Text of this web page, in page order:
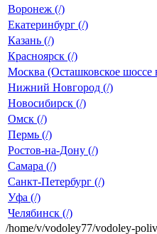
Воронеж (/)
Екатеринбург (/)
Казань (/)
Красноярск (/)
Москва (Осташковское шоссе
Нижний Новгород (/)
Новосибирск (/)
Омск (/)
Пермь (/)
Ростов-на-Дону (/)
Самара (/)
Санкт-Петербург (/)
Уфа (/)
Челябинск (/)
/home/v/vodoley77/vodoley-